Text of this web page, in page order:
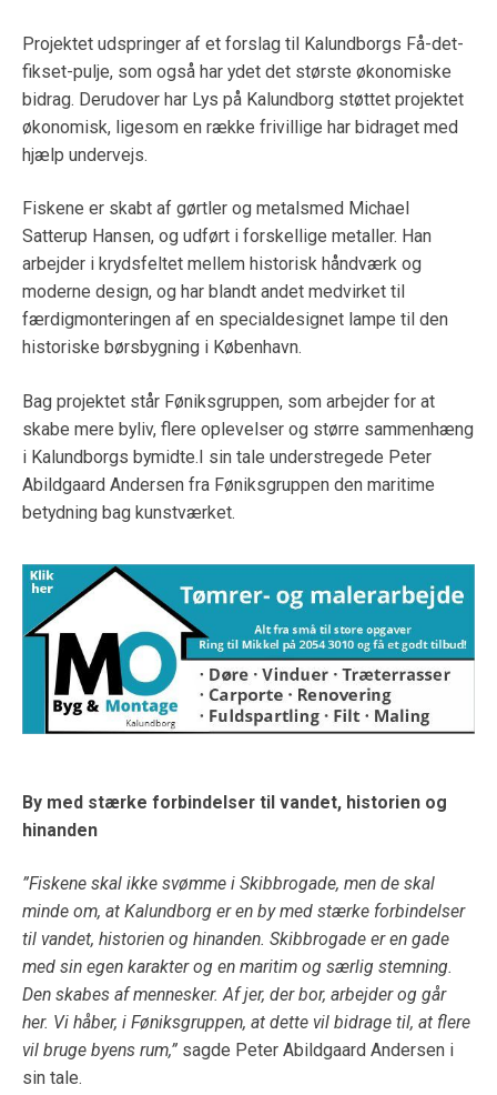
Projektet udspringer af et forslag til Kalundborgs Få-det-
fikset-pulje, som også har ydet det største økonomiske
bidrag. Derudover har Lys på Kalundborg støttet projektet
økonomisk, ligesom en række frivillige har bidraget med
hjælp undervejs.
Fiskene er skabt af gørtler og metalsmed Michael
Satterup Hansen, og udført i forskellige metaller. Han
arbejder i krydsfeltet mellem historisk håndværk og
moderne design, og har blandt andet medvirket til
færdigmonteringen af en specialdesignet lampe til den
historiske børsbygning i København.
Bag projektet står Føniksgruppen, som arbejder for at
skabe mere byliv, flere oplevelser og større sammenhæng
i Kalundborgs bymidte.I sin tale understregede Peter
Abildgaard Andersen fra Føniksgruppen den maritime
betydning bag kunstværket.
By med stærke forbindelser til vandet, historien og
hinanden
”Fiskene skal ikke svømme i Skibbrogade, men de skal
minde om, at Kalundborg er en by med stærke forbindelser
til vandet, historien og hinanden. Skibbrogade er en gade
med sin egen karakter og en maritim og særlig stemning.
Den skabes af mennesker. Af jer, der bor, arbejder og går
her. Vi håber, i Føniksgruppen, at dette vil bidrage til, at flere
vil bruge byens rum,” sagde Peter Abildgaard Andersen i
sin tale.